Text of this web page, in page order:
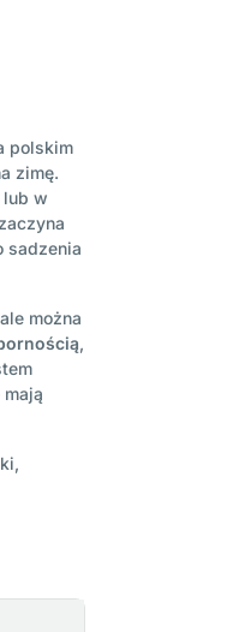
polskim
zimę.
lub w
sadzenia
można
,